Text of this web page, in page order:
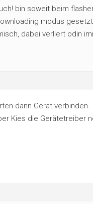
bin soweit beim
modus
dabei verliert odin
dann Gerät verbinden.
Kies die Gerätetreiber